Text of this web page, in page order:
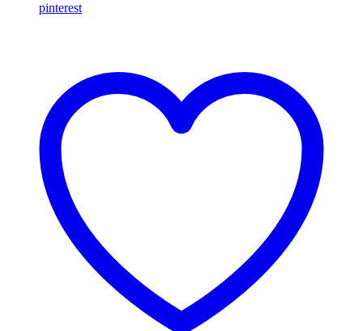
pinterest